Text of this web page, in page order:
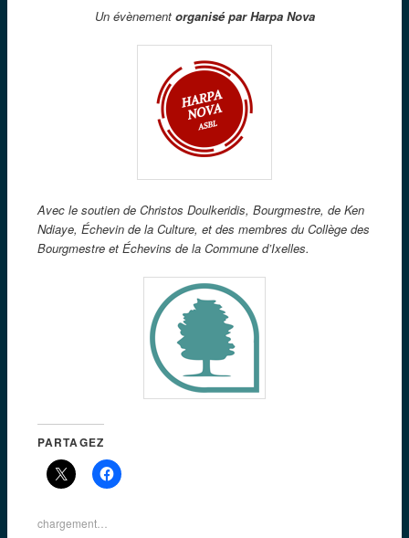
Un évènement organisé par Harpa Nova
Avec le soutien de Christos Doulkeridis, Bourgmestre, de Ken
Ndiaye, Échevin de la Culture, et des membres du Collège des
Bourgmestre et Échevins de la Commune d’Ixelles.
PARTAGEZ
chargement…